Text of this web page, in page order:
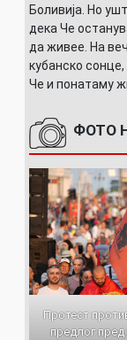
Боливија. Но
дека Че
да живее. На
кубанско
Че и понатаму
ФОТО
Протест
предлог